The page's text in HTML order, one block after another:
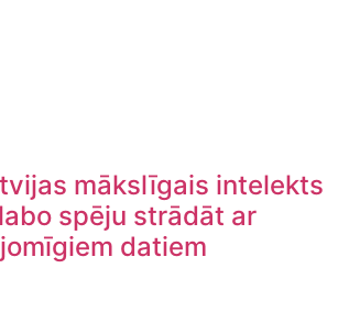
mākslīgais intelekts
spēju strādāt ar
datiem